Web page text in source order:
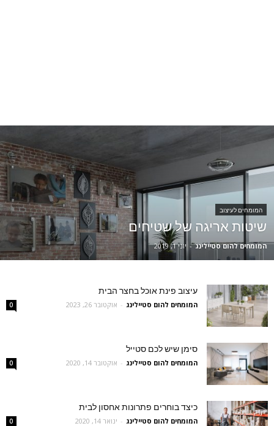
המומחים לעיצוב
שיטות אריגה של שטיחים
המומחים להום סטיילינג - יוני 1, 2019
עיצוב פינת אוכל בחצר הבית
המומחים להום סטיילינג - אוקטובר 26, 2023 0
סימן שיש לכם סטייל
המומחים להום סטיילינג - אוקטובר 14, 2020 0
כיצד בוחרים פתרונות אחסון לבית
המומחים להום סטיילינג - ינואר 14, 2020 0